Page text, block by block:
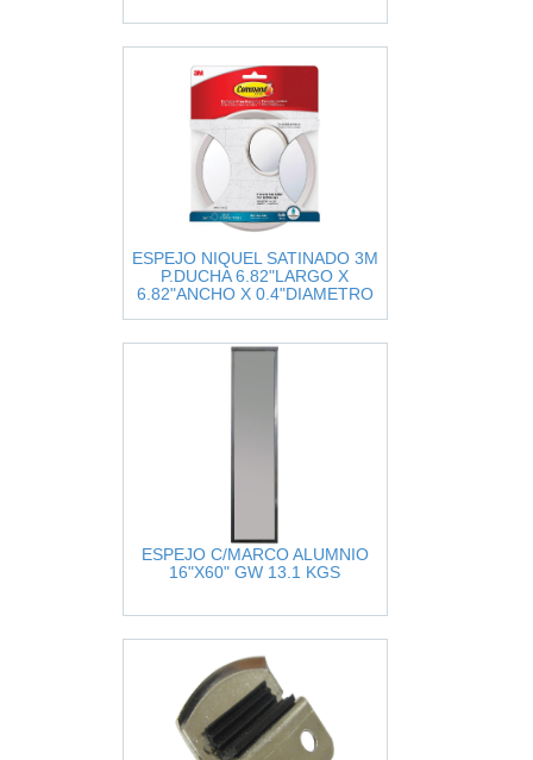
ESPEJO NIQUEL SATINADO 3M
P.DUCHA 6.82"LARGO X
6.82"ANCHO X 0.4"DIAMETRO
ESPEJO C/MARCO ALUMNIO
16"X60" GW 13.1 KGS